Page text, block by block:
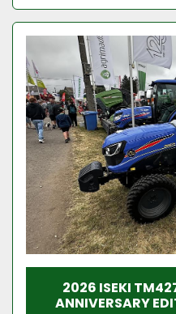
2026 ISEKI
ANNIVERSARY